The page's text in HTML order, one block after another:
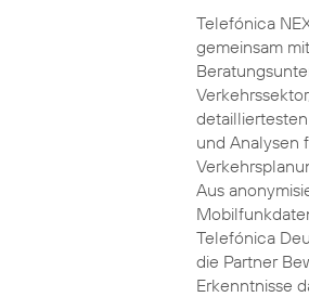
Telefónica
gemeinsam
und Analysen
Aus
Telefónica
die Partner
Erkenntnisse